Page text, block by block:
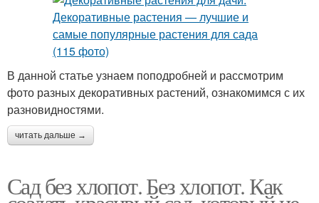
В данной статье узнаем поподробней и рассмотрим
фото разных декоративных растений, ознакомимся с их
разновидностями.
читать дальше →
Сад без хлопот. Без хлопот. Как